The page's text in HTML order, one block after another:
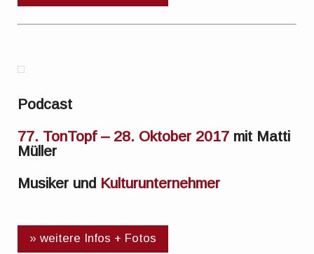
Podcast
77. TonTopf – 28. Oktober 2017 mit Matti
Müller
Musiker und Kulturunternehmer
» weitere Infos + Fotos